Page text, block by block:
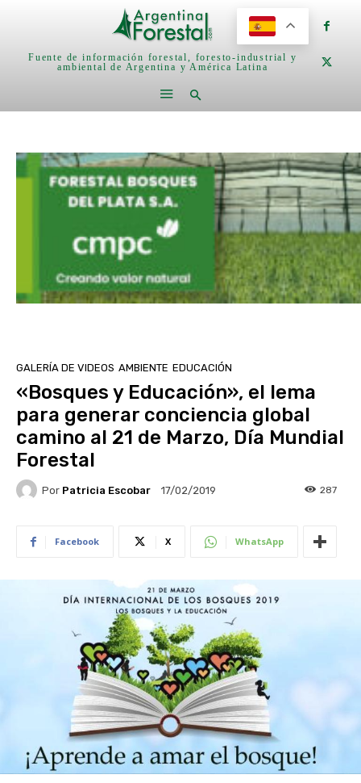
Fuente de información forestal, foresto-industrial y
ambiental de Argentina y América Latina
GALERÍA DE VIDEOS AMBIENTE EDUCACIÓN
«Bosques y Educación», el lema
para generar conciencia global
camino al 21 de Marzo, Día Mundial
Forestal
Por Patricia Escobar 17/02/2019 287
Facebook X WhatsApp